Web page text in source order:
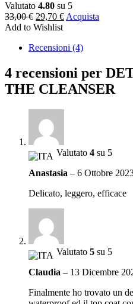
Valutato 4.80 su 5
33,00€ 29,70 € Acquista
Add to Wishlist
Recensioni (4)
4 recensioni per
THE CLEANSER
Valutato 4 su 5
Anastasia – 6 Ottobre
Delicato, leggero, efficace
Valutato 5 su 5
Claudia – 13 Dicembre
Finalmente ho trovato un